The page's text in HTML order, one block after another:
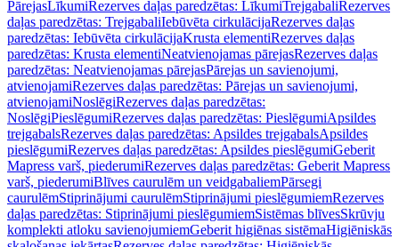
PārejasLīkumiRezerves daļas paredzētas: LīkumiTrejgabaliRezerves
daļas paredzētas: TrejgabaliIebūvēta cirkulācijaRezerves daļas
paredzētas: Iebūvēta cirkulācijaKrusta elementiRezerves daļas
paredzētas: Krusta elementiNeatvienojamas pārejasRezerves daļas
paredzētas: Neatvienojamas pārejasPārejas un savienojumi,
atvienojamiRezerves daļas paredzētas: Pārejas un savienojumi,
atvienojamiNoslēgiRezerves daļas paredzētas:
NoslēgiPieslēgumiRezerves daļas paredzētas: PieslēgumiApsildes
trejgabalsRezerves daļas paredzētas: Apsildes trejgabalsApsildes
pieslēgumiRezerves daļas paredzētas: Apsildes pieslēgumiGeberit
Mapress varš, piederumiRezerves daļas paredzētas: Geberit Mapress
varš, piederumiBlīves caurulēm un veidgabaliemPārsegi
caurulēmStiprinājumi caurulēmStiprinājumi pieslēgumiemRezerves
daļas paredzētas: Stiprinājumi pieslēgumiemSistēmas blīvesSkrūvju
komplekti atloku savienojumiemGeberit higiēnas sistēmaHigiēniskās